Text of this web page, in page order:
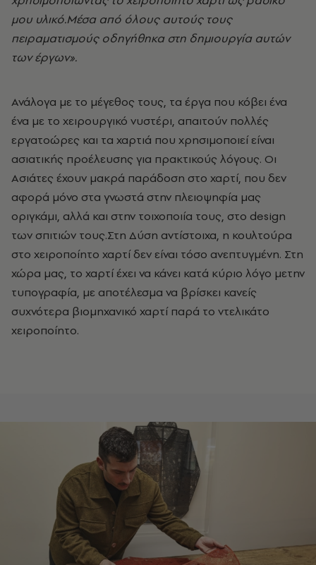
μου υλικό.Μέσα από όλους αυτούς τους
πειραματισμούς οδηγήθηκα στη δημιουργία αυτών
των έργων».
Ανάλογα με το μέγεθος τους, τα έργα που κόβει ένα
ένα με το χειρουργικό νυστέρι, απαιτούν πολλές
εργατοώρες και τα χαρτιά που χρησιμοποιεί είναι
ασιατικής προέλευσης για πρακτικούς λόγους. Οι
Ασιάτες έχουν μακρά παράδοση στο χαρτί, που δεν
αφορά μόνο στα γνωστά στην πλειοψηφία μας
οριγκάμι, αλλά και στην τοιχοποιία τους, στο design
των σπιτιών τους.Στη Δύση αντίστοιχα, η κουλτούρα
στο χειροποίητο χαρτί δεν είναι τόσο ανεπτυγμένη. Στη
χώρα μας, το χαρτί έχει να κάνει κατά κύριο λόγο μετην
τυπογραφία, με αποτέλεσμα να βρίσκει κανείς
συχνότερα βιομηχανικό χαρτί παρά το ντελικάτο
χειροποίητο.